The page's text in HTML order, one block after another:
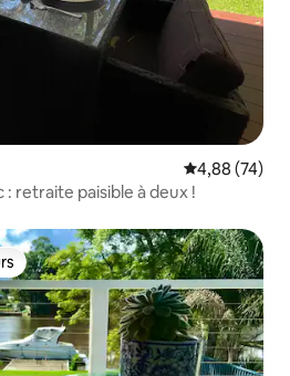
Évaluation
4,88 (74)
: retraite paisible à deux !